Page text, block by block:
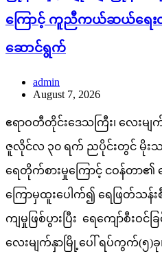
ကြောင့် ကူညီကယ်ဆယ်ရေး
ဆောင်ရွက်
admin
August 7, 2026
ဧရာဝတီတိုင်းဒေသကြီး၊ လေးမ
ဇူလိုင်လ ၃၀ ရက် ညပိုင်းတွင် မိုးသ
ရေတိုက်စားမှုကြောင့် ငဝန်တာ၏
ကြောမှထူးပေါက်၍ ရေဖြတ်သန်
ကျမှုဖြစ်ပွားပြီး ရေကျော်စီးဝ
လေးမျက်နှာမြို့ပေါ် ရပ်ကွက်(၅)ခု